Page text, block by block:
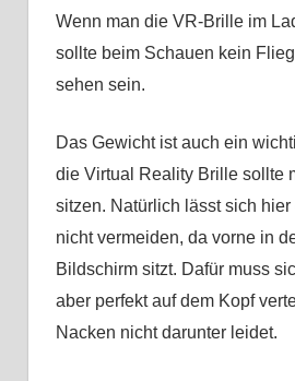
Wenn man die VR-Brille im
sollte beim Schauen kein
sehen sein.
Das Gewicht ist auch ein
die Virtual Reality Brille sollte
sitzen. Natürlich lässt sich
nicht vermeiden, da vorne in
Bildschirm sitzt. Dafür muss
aber perfekt auf dem Kopf
Nacken nicht darunter leidet.